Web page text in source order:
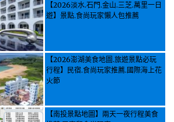
【2026淡水.石門.金山.三芝.萬里一日
遊】景點.食尚玩家懶人包推薦
【2026澎湖美食地圖.旅遊景點必玩
行程】民宿.食尚玩家推薦.國際海上花
火節
【南投景點地圖】兩天一夜行程美食